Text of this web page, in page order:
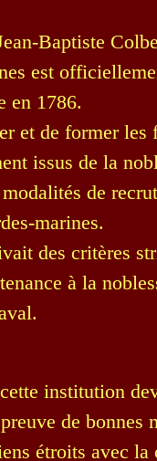
Baptiste
est
en 1786.
et de former les
issus de la
de
marines.
des critères
à la
institution
de bonnes
étroits avec la